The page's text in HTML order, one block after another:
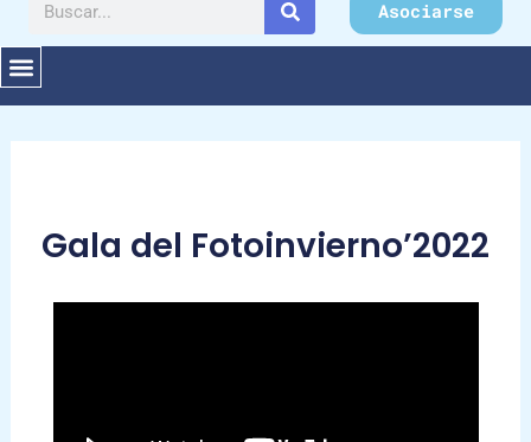
Asociarse
Gala del Fotoinvierno’2022